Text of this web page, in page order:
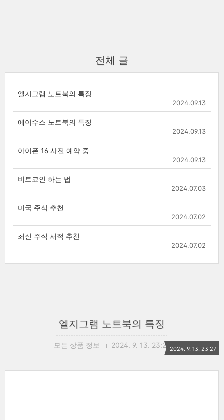
전체 글
엘지그램 노트북의 특징
2024.09.13
에이수스 노트북의 특징
2024.09.13
아이폰 16 사전 예약 중
2024.09.13
비트코인 하는 법
2024.07.03
미국 주식 추천
2024.07.02
최신 주식 서적 추천
2024.07.02
엘지그램 노트북의 특징
모든 상품 정보 2024. 9. 13. 23:27 2024. 9. 13. 23:27